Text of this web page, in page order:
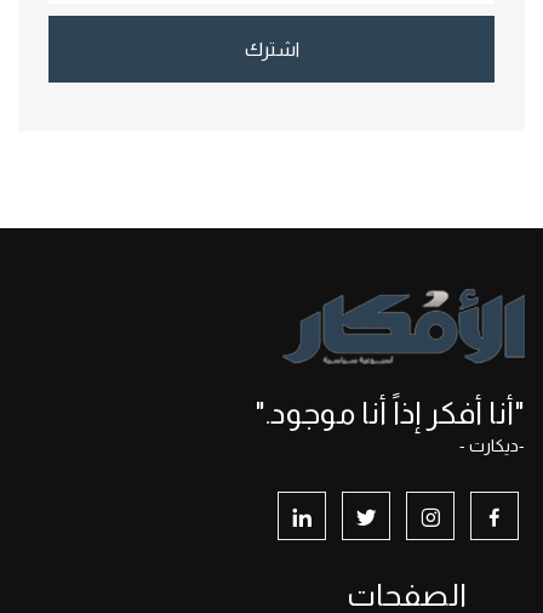
اشترك
"أنا أفكر إذاً أنا موجود."
-ديكارت -
الصفحات